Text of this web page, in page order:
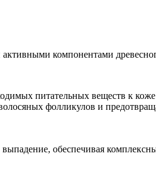
компонентами
питательных веществ к
фолликулов и
обеспечивая